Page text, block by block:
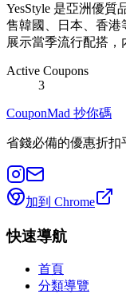
YesStyle 是亞洲優
售韓國、日本、香港
展示當季流行配搭，
Active Coupons
3
CouponMad 抄你碼
省錢必備的優惠折扣
加到 Chrome
快速導航
首頁
分類導覽